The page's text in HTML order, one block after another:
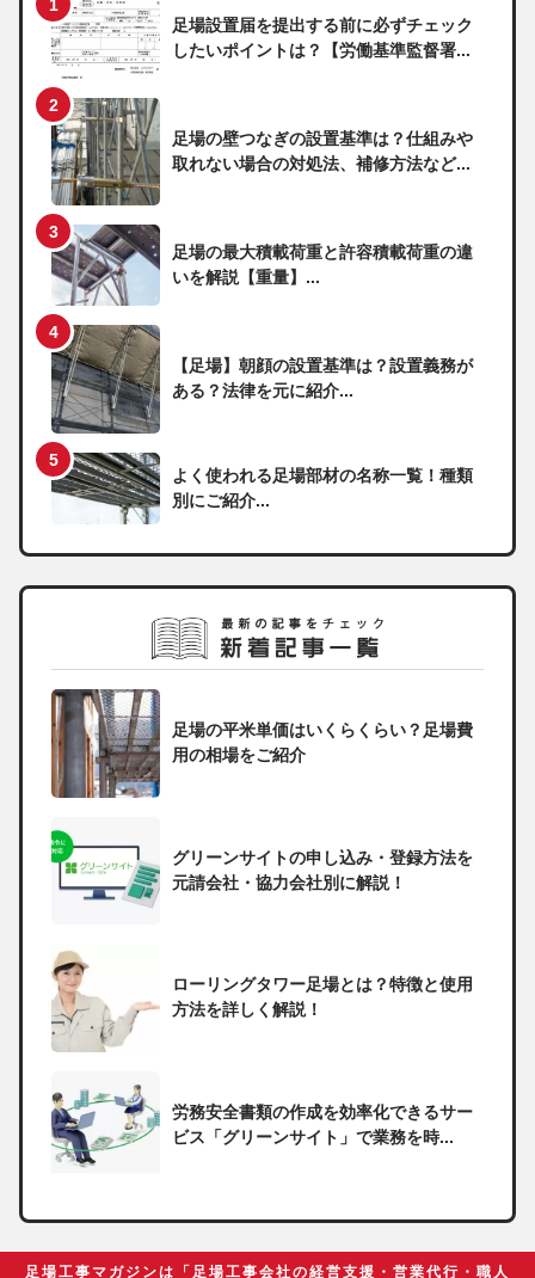
足場設置届を提出する前に必ずチェック
したいポイントは？【労働基準監督署...
足場の壁つなぎの設置基準は？仕組みや
取れない場合の対処法、補修方法など...
足場の最大積載荷重と許容積載荷重の違
いを解説【重量】...
【足場】朝顔の設置基準は？設置義務が
ある？法律を元に紹介...
よく使われる足場部材の名称一覧！種類
別にご紹介...
足場の平米単価はいくらくらい？足場費
用の相場をご紹介
グリーンサイトの申し込み・登録方法を
元請会社・協力会社別に解説！
ローリングタワー足場とは？特徴と使用
方法を詳しく解説！
労務安全書類の作成を効率化できるサー
ビス「グリーンサイト」で業務を時...
届いたらどうしたらいい？
足場工事マガジンは「足場工事会社の経営支援・営業代行・職人